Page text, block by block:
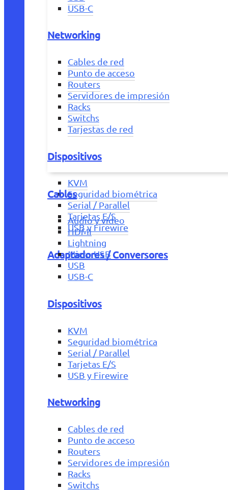
USB-C
Networking
Cables de red
Punto de acceso
Routers
Servidores de impresión
Racks
Switchs
Tarjestas de red
Dispositivos
KVM
Seguridad biométrica
Serial / Parallel
Tarjetas E/S
USB y Firewire
Adaptadores / Conversores
Cables
Audio y vídeo
HDMI
Lightning
Micro USB
USB
USB-C
Dispositivos
KVM
Seguridad biométrica
Serial / Parallel
Tarjetas E/S
USB y Firewire
Networking
Cables de red
Punto de acceso
Routers
Servidores de impresión
Racks
Switchs